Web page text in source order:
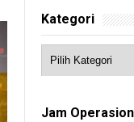
Kategori
Jam